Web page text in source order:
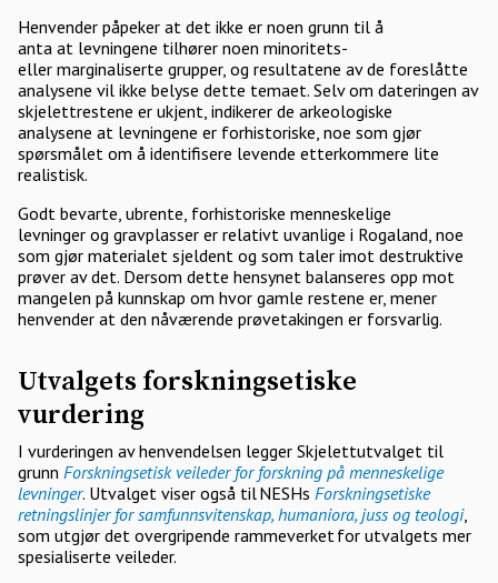
Henvender påpeker at det ikke er noen grunn til å
anta at levningene tilhører noen minoritets-
eller marginaliserte grupper, og resultatene av de foreslåtte
analysene vil ikke belyse dette temaet. Selv om dateringen av
skjelettrestene er ukjent, indikerer de arkeologiske
analysene at levningene er forhistoriske, noe som gjør
spørsmålet om å identifisere levende etterkommere lite
realistisk.
Godt bevarte, ubrente, forhistoriske menneskelige
levninger og gravplasser er relativt uvanlige i Rogaland, noe
som gjør materialet sjeldent og som taler imot destruktive
prøver av det. Dersom dette hensynet balanseres opp mot
mangelen på kunnskap om hvor gamle restene er, mener
henvender at den nåværende prøvetakingen er forsvarlig.
Utvalgets forskningsetiske
vurdering
I vurderingen av henvendelsen legger Skjelettutvalget til
grunn Forskningsetisk veileder for forskning på menneskelige
levninger. Utvalget viser også til NESHs Forskningsetiske
retningslinjer for samfunnsvitenskap, humaniora, juss og teologi,
som utgjør det overgripende rammeverket for utvalgets mer
spesialiserte veileder.